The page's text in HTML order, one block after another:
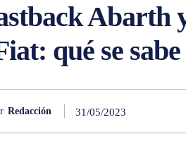
Abarth
qué se
Redacción 31/05/2023